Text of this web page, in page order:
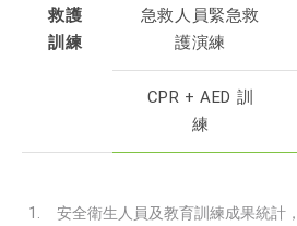
救護
訓練
急救人員緊急救
護演練
CPR + AED 訓
練
安全衛生人員及教育訓練成果統計